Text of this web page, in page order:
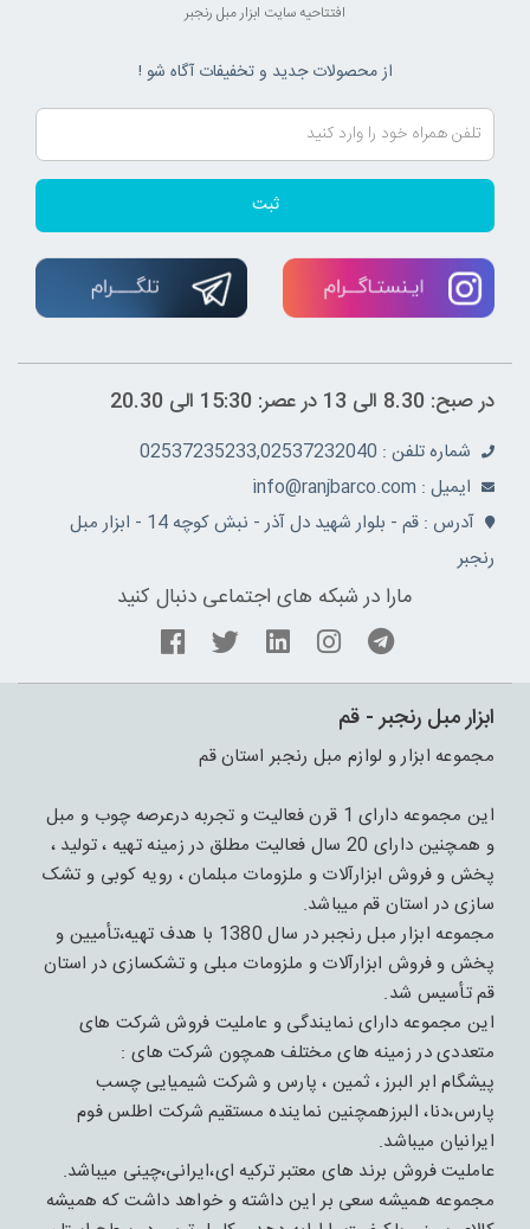
افتتاحیه سایت ابزار مبل رنجبر
از محصولات جدید و تخفیفات آگاه شو !
ثبت
در صبح: 8.30 الی 13 در عصر: 15:30 الی 20.30
شماره تلفن : 02537235233,02537232040
ايميل : info@ranjbarco.com
آدرس : قم - بلوار شهید دل آذر - نبش کوچه 14 - ابزار مبل
رنجبر
مارا در شبکه های اجتماعی دنبال کنید
ابزار مبل رنجبر - قم
مجموعه ابزار و لوازم مبل رنجبر استان قم
این مجموعه دارای 1 قرن فعالیت و تجربه درعرصه چوب و مبل
و همچنین دارای 20 سال فعالیت مطلق در زمینه تهیه ، تولید ،
پخش و فروش ابزارآلات و ملزومات مبلمان ، رویه کوبی و تشک
سازی در استان قم میباشد.
مجموعه ابزار مبل رنجبر در سال 1380 با هدف تهیه،تأمیین و
پخش و فروش ابزارآلات و ملزومات مبلی و تشکسازی در استان
قم تأسیس شد.
این مجموعه دارای نمایندگی و عاملیت فروش شرکت های
متعددی در زمینه های مختلف همچون شرکت های :
پیشگام ابر البرز ، ثمین ، پارس و شرکت شیمیایی چسب
پارس،دنا، البرزهمچنین نماینده مستقیم شرکت اطلس فوم
ایرانیان میباشد.
عاملیت فروش برند های معتبر ترکیه ای،ایرانی،چینی میباشد.
مجموعه همیشه سعی بر این داشته و خواهد داشت که همیشه